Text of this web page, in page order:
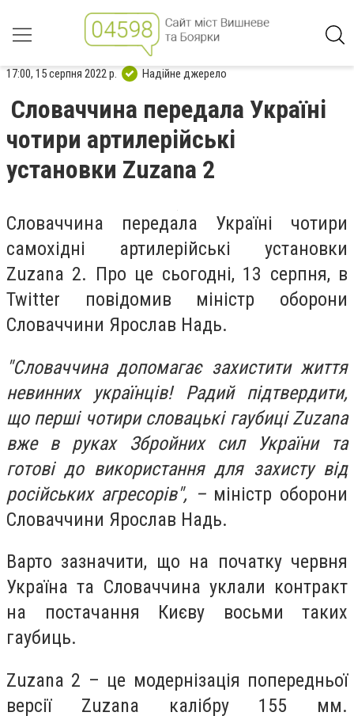
17:00, 15 серпня 2022 р. Надійне джерело
Словаччина передала Україні
чотири артилерійські
установки Zuzana 2
Словаччина передала Україні чотири
самохідні артилерійські установки
Zuzana 2. Про це сьогодні, 13 серпня, в
Twitter повідомив міністр оборони
Словаччини Ярослав Надь.
"Словаччина допомагає захистити життя
невинних українців! Радий підтвердити,
що перші чотири словацькі гаубиці Zuzana
вже в руках Збройних сил України та
готові до використання для захисту від
російських агресорів", – міністр оборони
Словаччини Ярослав Надь.
Варто зазначити, що на початку червня
Україна та Словаччина уклали контракт
на постачання Києву восьми таких
гаубиць.
Zuzana 2 – це модернізація попередньої
версії Zuzana калібру 155 мм.